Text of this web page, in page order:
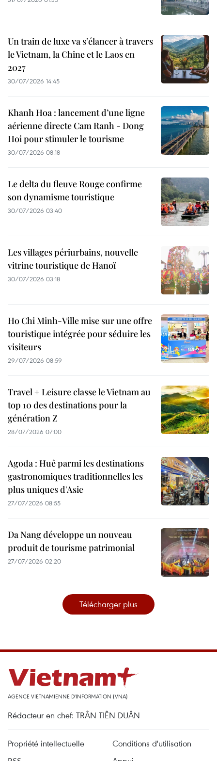
Un train de luxe va s’élancer à travers
le Vietnam, la Chine et le Laos en
2027
30/07/2026 14:45
Khanh Hoa : lancement d’une ligne
aérienne directe Cam Ranh - Dong
Hoi pour stimuler le tourisme
30/07/2026 08:18
Le delta du fleuve Rouge confirme
son dynamisme touristique
30/07/2026 03:40
Les villages périurbains, nouvelle
vitrine touristique de Hanoï
30/07/2026 03:18
Ho Chi Minh-Ville mise sur une offre
touristique intégrée pour séduire les
visiteurs
29/07/2026 08:59
Travel + Leisure classe le Vietnam au
top 10 des destinations pour la
génération Z
28/07/2026 07:00
Agoda : Huê parmi les destinations
gastronomiques traditionnelles les
plus uniques d'Asie
27/07/2026 08:55
Da Nang développe un nouveau
produit de tourisme patrimonial
27/07/2026 02:20
Télécharger plus
AGENCE VIETNAMIENNE D'INFORMATION (VNA)
Rédacteur en chef: TRÂN TIÊN DUÂN
Propriété intellectuelle
Conditions d'utilisation